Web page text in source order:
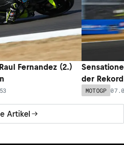
Artikel
Fernandez (2.)
der
MOTOGP